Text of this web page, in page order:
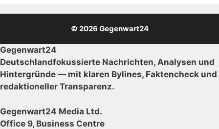
© 2026 Gegenwart24
Gegenwart24
Deutschlandfokussierte Nachrichten, Analysen und
Hintergründe — mit klaren Bylines, Faktencheck und
redaktioneller Transparenz.
Gegenwart24 Media Ltd.
Office 9, Business Centre